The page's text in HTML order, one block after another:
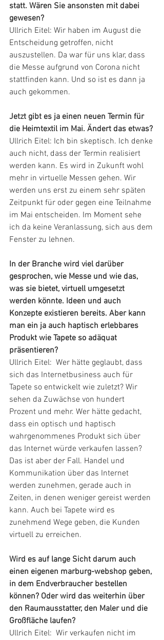
statt. Wären Sie ansonsten mit dabei
gewesen?
Ullrich Eitel: Wir haben im August die
Entscheidung getroffen, nicht
auszustellen. Da war für uns klar, dass
die Messe aufgrund von Corona nicht
stattfinden kann. Und so ist es dann ja
auch gekommen.
Jetzt gibt es ja einen neuen Termin für
die Heimtextil im Mai. Ändert das etwas?
Ullrich Eitel: Ich bin skeptisch. Ich denke
auch nicht, dass der Termin realisiert
werden kann. Es wird in Zukunft wohl
mehr in virtuelle Messen gehen. Wir
werden uns erst zu einem sehr späten
Zeitpunkt für oder gegen eine Teilnahme
im Mai entscheiden. Im Moment sehe
ich da keine Veranlassung, sich aus dem
Fenster zu lehnen.
In der Branche wird viel darüber
gesprochen, wie Messe und wie das,
was sie bietet, virtuell umgesetzt
werden könnte. Ideen und auch
Konzepte existieren bereits. Aber kann
man ein ja auch haptisch erlebbares
Produkt wie Tapete so adäquat
präsentieren?
Ullrich Eitel:  Wer hätte geglaubt, dass
sich das Internetbusiness auch für
Tapete so entwickelt wie zuletzt? Wir
sehen da Zuwächse von hundert
Prozent und mehr. Wer hätte gedacht,
dass ein optisch und haptisch
wahrgenommenes Produkt sich über
das Internet würde verkaufen lassen?
Das ist aber der Fall. Handel und
Kommunikation über das Internet
werden zunehmen, gerade auch in
Zeiten, in denen weniger gereist werden
kann. Auch bei Tapete wird es
zunehmend Wege geben, die Kunden
virtuell zu erreichen.
Wird es auf lange Sicht darum auch
einen eigenen marburg-webshop geben,
in dem Endverbraucher bestellen
können? Oder wird das weiterhin über
den Raumausstatter, den Maler und die
Großfläche laufen?
Ullrich Eitel:  Wir verkaufen nicht im